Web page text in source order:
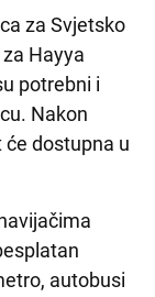
za Svjetsko
Hayya
potrebni i
Nakon
dostupna u
autobusi